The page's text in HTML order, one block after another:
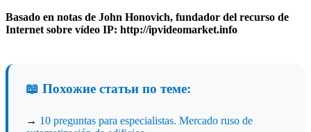
Basado en notas de John Honovich, fundador del recurso de
Internet sobre vídeo IP: http://ipvideomarket.info
📖 Похожие статьи по теме:
→ 10 preguntas para especialistas. Mercado ruso de